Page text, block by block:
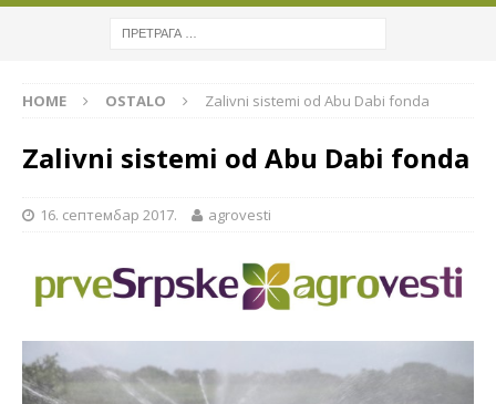
HOME OSTALO Zalivni sistemi od Abu Dabi fonda
Zalivni sistemi od Abu Dabi fonda
16. септембар 2017. agrovesti